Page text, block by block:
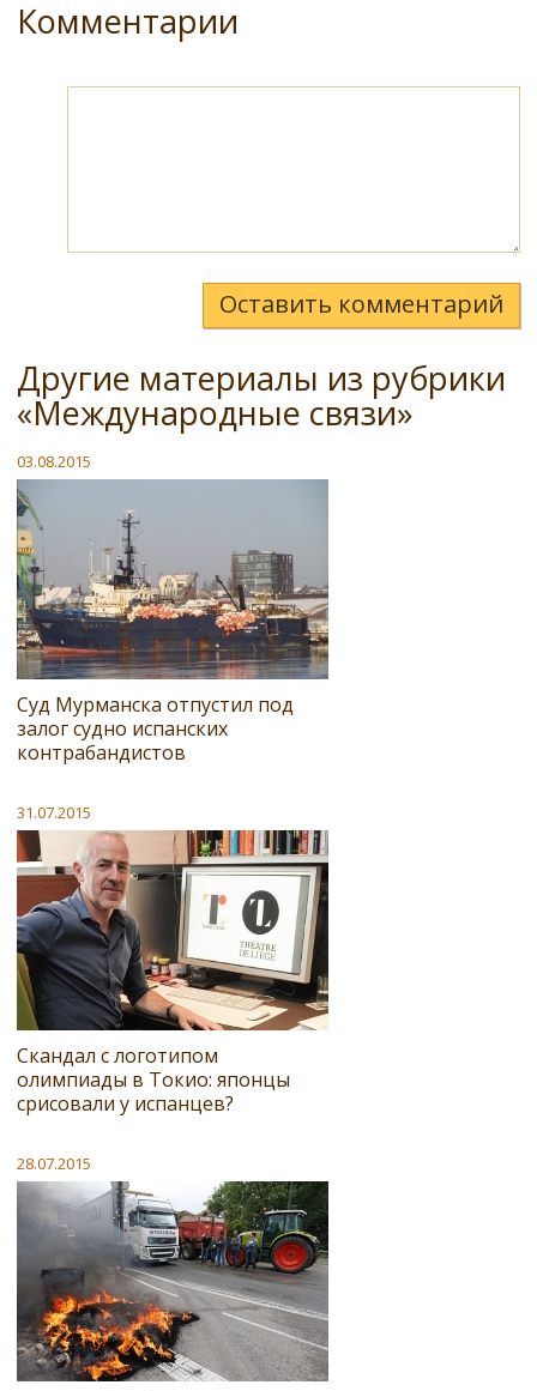
Комментарии
Оставить комментарий
Другие материалы из рубрики
«Международные связи»
03.08.2015
Суд Мурманска отпустил под
залог судно испанских
контрабандистов
31.07.2015
Скандал с логотипом
олимпиады в Токио: японцы
срисовали у испанцев?
28.07.2015